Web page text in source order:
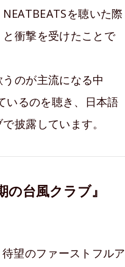
を聴いた際
衝撃を受けたことで
のが主流になる中
いるのを聴き、日本語
披露しています。
台風クラブ』
望のファーストフルア